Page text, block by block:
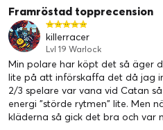
Framröstad topprecension
killerracer
Lvl 19 Warlock
Min polare har köpt det så äger
lite på att införskaffa det då jag
2/3 spelare var vana vid Catan
energi "störde rytmen" lite. Men
kläderna så gick det bra och var